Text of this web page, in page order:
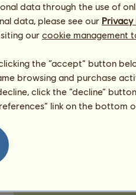
Na této stránce
obnovu zásob. V
nižší než
Povšimněte si, že
data through the use of
data, please see our Privacy
our cookie management
the “accept” button
browsing and purchase
click the “decline”
link on the bottom